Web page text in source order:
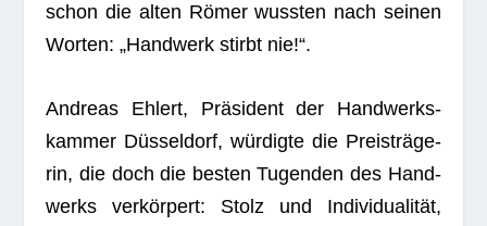
schon die alten Römer wuss­ten nach sei­nen
Wor­ten: „Hand­werk stirbt nie!“.
Andreas Ehlert, Prä­si­dent der Hand­werks­
kam­mer Düs­sel­dorf, wür­digte die Preis­trä­ge­
rin, die doch die bes­ten Tugen­den des Hand­
werks ver­kör­pert: Stolz und Indi­vi­dua­li­tät,